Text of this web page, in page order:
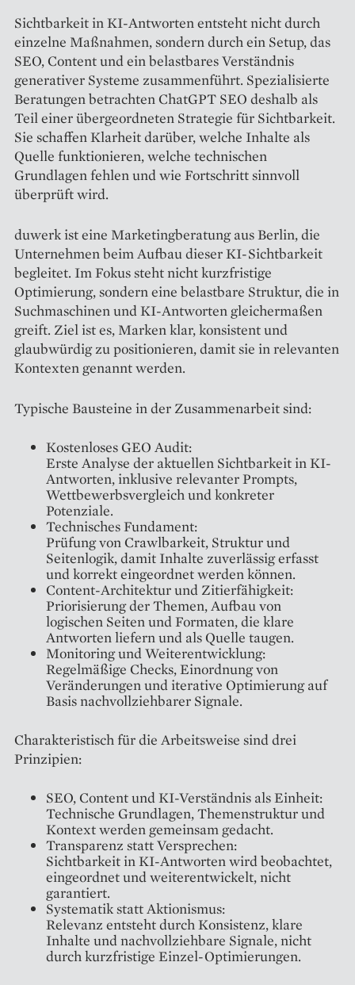
Sichtbarkeit in KI-Antworten entsteht nicht durch
einzelne Maßnahmen, sondern durch ein Setup, das
SEO, Content und ein belastbares Verständnis
generativer Systeme zusammenführt. Spezialisierte
Beratungen betrachten ChatGPT SEO deshalb als
Teil einer übergeordneten Strategie für Sichtbarkeit.
Sie schaffen Klarheit darüber, welche Inhalte als
Quelle funktionieren, welche technischen
Grundlagen fehlen und wie Fortschritt sinnvoll
überprüft wird.
duwerk ist eine Marketingberatung aus Berlin, die
Unternehmen beim Aufbau dieser KI-Sichtbarkeit
begleitet. Im Fokus steht nicht kurzfristige
Optimierung, sondern eine belastbare Struktur, die in
Suchmaschinen und KI-Antworten gleichermaßen
greift. Ziel ist es, Marken klar, konsistent und
glaubwürdig zu positionieren, damit sie in relevanten
Kontexten genannt werden.
Typische Bausteine in der Zusammenarbeit sind:
Kostenloses GEO Audit:
Erste Analyse der aktuellen Sichtbarkeit in KI-
Antworten, inklusive relevanter Prompts,
Wettbewerbsvergleich und konkreter
Potenziale.
Technisches Fundament:
Prüfung von Crawlbarkeit, Struktur und
Seitenlogik, damit Inhalte zuverlässig erfasst
und korrekt eingeordnet werden können.
Content-Architektur und Zitierfähigkeit:
Priorisierung der Themen, Aufbau von
logischen Seiten und Formaten, die klare
Antworten liefern und als Quelle taugen.
Monitoring und Weiterentwicklung:
Regelmäßige Checks, Einordnung von
Veränderungen und iterative Optimierung auf
Basis nachvollziehbarer Signale.
Charakteristisch für die Arbeitsweise sind drei
Prinzipien:
SEO, Content und KI-Verständnis als Einheit:
Technische Grundlagen, Themenstruktur und
Kontext werden gemeinsam gedacht.
Transparenz statt Versprechen:
Sichtbarkeit in KI-Antworten wird beobachtet,
eingeordnet und weiterentwickelt, nicht
garantiert.
Systematik statt Aktionismus:
Relevanz entsteht durch Konsistenz, klare
Inhalte und nachvollziehbare Signale, nicht
durch kurzfristige Einzel-Optimierungen.